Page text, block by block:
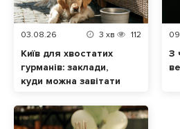
03.08.26 3 хв 112
Київ для хвостатих
гурманів: заклади,
куди можна завітати
улюбленцем
З